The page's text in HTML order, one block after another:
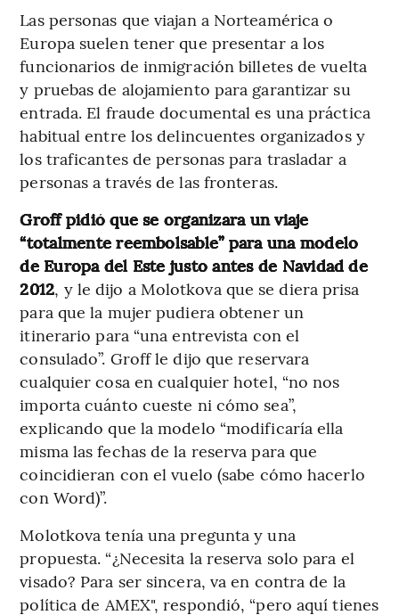
Las personas que viajan a Norteamérica o
Europa suelen tener que presentar a los
funcionarios de inmigración billetes de vuelta
y pruebas de alojamiento para garantizar su
entrada. El fraude documental es una práctica
habitual entre los delincuentes organizados y
los traficantes de personas para trasladar a
personas a través de las fronteras.
Groff pidió que se organizara un viaje
“totalmente reembolsable” para una modelo
de Europa del Este justo antes de Navidad de
2012, y le dijo a Molotkova que se diera prisa
para que la mujer pudiera obtener un
itinerario para “una entrevista con el
consulado”. Groff le dijo que reservara
cualquier cosa en cualquier hotel, “no nos
importa cuánto cueste ni cómo sea”,
explicando que la modelo “modificaría ella
misma las fechas de la reserva para que
coincidieran con el vuelo (sabe cómo hacerlo
con Word)”.
Molotkova tenía una pregunta y una
propuesta. “¿Necesita la reserva solo para el
visado? Para ser sincera, va en contra de la
política de AMEX", respondió, “pero aquí tienes